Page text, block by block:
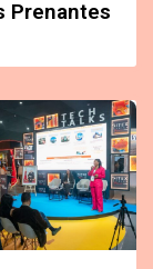
Prenantes